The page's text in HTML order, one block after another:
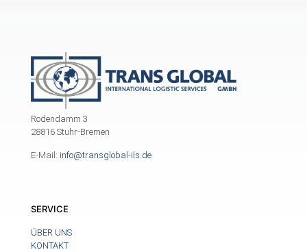
Rodendamm 3
28816 Stuhr-Bremen
E-Mail: info@transglobal-ils.de
SERVICE
ÜBER UNS
KONTAKT